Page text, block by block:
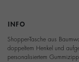
INFO
Shopper-Tasche aus
doppeltem Henkel und
personalisiertem